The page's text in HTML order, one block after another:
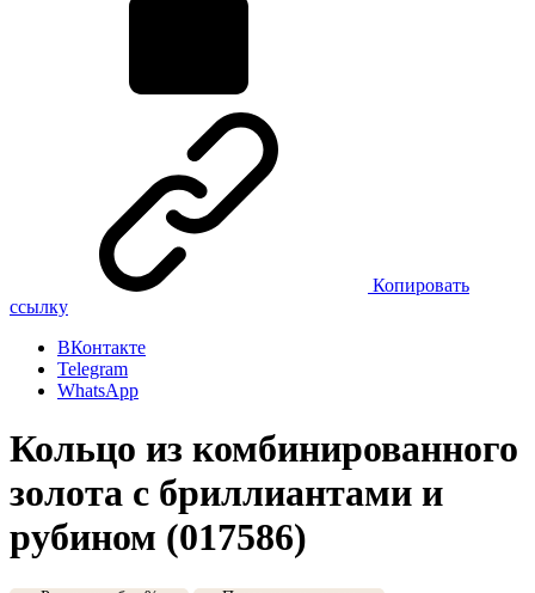
Копировать
ссылку
ВКонтакте
Telegram
WhatsApp
Кольцо из комбинированного
золота с бриллиантами и
рубином (017586)